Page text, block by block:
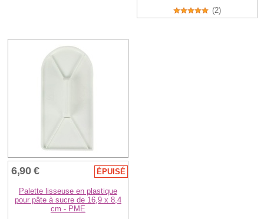
(2)
6,90 € ÉPUISÉ
Palette lisseuse en plastique
pour pâte à sucre de 16,9 x 8,4
cm - PME